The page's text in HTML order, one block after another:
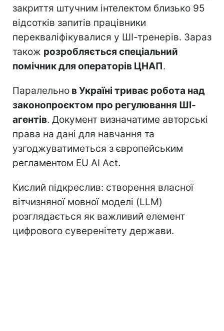
закриття штучним інтелектом близько 95
відсотків запитів працівники
перекваліфікувалися у ШІ-тренерів. Зараз
також розробляється спеціальний
помічник для операторів ЦНАП.
Паралельно в Україні триває робота над
законопроєктом про регулювання ШІ-
агентів. Документ визначатиме авторські
права на дані для навчання та
узгоджуватиметься з європейським
регламентом EU AI Act.
Кислий підкреслив: створення власної
вітчизняної мовної моделі (LLM)
розглядається як важливий елемент
цифрового суверенітету держави.